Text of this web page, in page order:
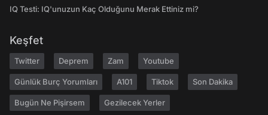
IQ Testi: IQ'unuzun Kaç Olduğunu Merak Ettiniz mi?
Keşfet
Twitter Deprem Zam Youtube
Günlük Burç Yorumları A101 Tiktok Son Dakika
Bugün Ne Pişirsem Gezilecek Yerler